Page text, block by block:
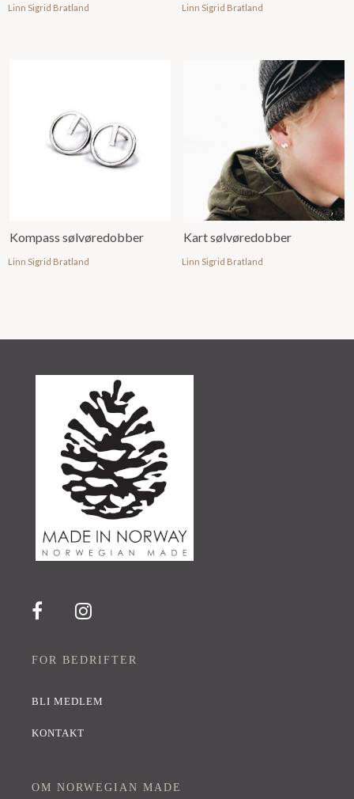
Linn Sigrid Bratland Linn Sigrid Bratland
Kompass sølvøredobber
Linn Sigrid Bratland
Kart sølvøredobber
Linn Sigrid Bratland
FOR BEDRIFTER
BLI MEDLEM
KONTAKT
OM NORWEGIAN MADE